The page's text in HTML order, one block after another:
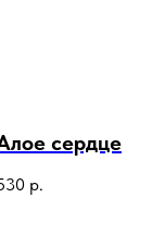
сердце
р.